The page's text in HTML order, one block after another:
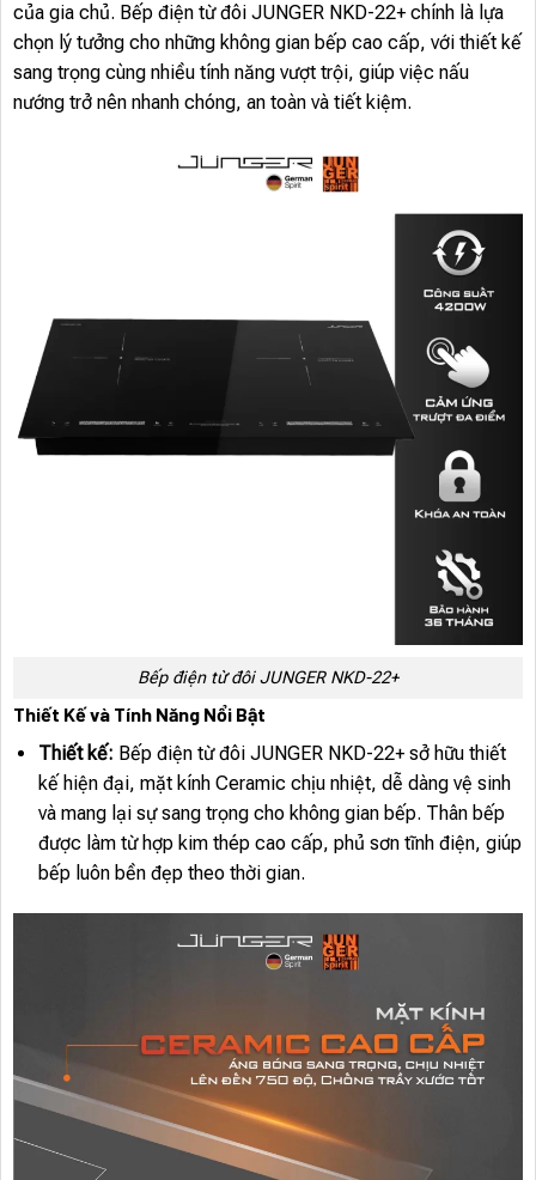
của gia chủ. Bếp điện từ đôi JUNGER NKD-22+ chính là lựa
chọn lý tưởng cho những không gian bếp cao cấp, với thiết kế
sang trọng cùng nhiều tính năng vượt trội, giúp việc nấu
nướng trở nên nhanh chóng, an toàn và tiết kiệm.
Bếp điện từ đôi JUNGER NKD-22+
Thiết Kế và Tính Năng Nổi Bật
Thiết kế: Bếp điện từ đôi JUNGER NKD-22+ sở hữu thiết
kế hiện đại, mặt kính Ceramic chịu nhiệt, dễ dàng vệ sinh
và mang lại sự sang trọng cho không gian bếp. Thân bếp
được làm từ hợp kim thép cao cấp, phủ sơn tĩnh điện, giúp
bếp luôn bền đẹp theo thời gian.